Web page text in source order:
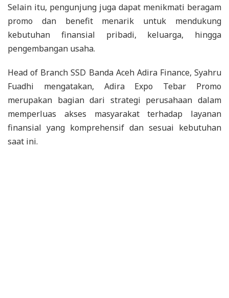
Selain itu, pengunjung juga dapat menikmati beragam
promo dan benefit menarik untuk mendukung
kebutuhan finansial pribadi, keluarga, hingga
pengembangan usaha.
Head of Branch SSD Banda Aceh Adira Finance, Syahru
Fuadhi mengatakan, Adira Expo Tebar Promo
merupakan bagian dari strategi perusahaan dalam
memperluas akses masyarakat terhadap layanan
finansial yang komprehensif dan sesuai kebutuhan
saat ini.